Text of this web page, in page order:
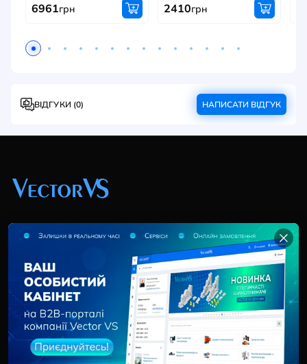
6961грн 2410грн
ВІДГУКИ (0) НАПИСАТИ ВІДГУК
+38 (044) 369 51 57
02095, Україна, м. Київ, вул. Трускавецька, 10-В, оф.
info@vector-vs.com